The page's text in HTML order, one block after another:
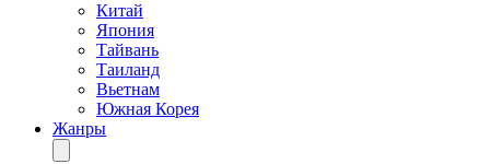
Китай
Япония
Тайвань
Таиланд
Вьетнам
Южная Корея
Жанры